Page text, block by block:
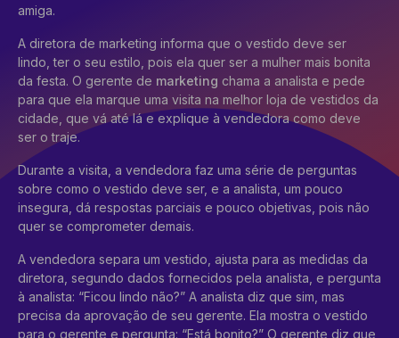
amiga.
A diretora de marketing informa que o vestido deve ser
lindo, ter o seu estilo, pois ela quer ser a mulher mais bonita
da festa. O gerente de marketing chama a analista e pede
para que ela marque uma visita na melhor loja de vestidos da
cidade, que vá até lá e explique à vendedora como deve
ser o traje.
Durante a visita, a vendedora faz uma série de perguntas
sobre como o vestido deve ser, e a analista, um pouco
insegura, dá respostas parciais e pouco objetivas, pois não
quer se comprometer demais.
A vendedora separa um vestido, ajusta para as medidas da
diretora, segundo dados fornecidos pela analista, e pergunta
à analista: “Ficou lindo não?” A analista diz que sim, mas
precisa da aprovação de seu gerente. Ela mostra o vestido
para o gerente e pergunta: “Está bonito?” O gerente diz que